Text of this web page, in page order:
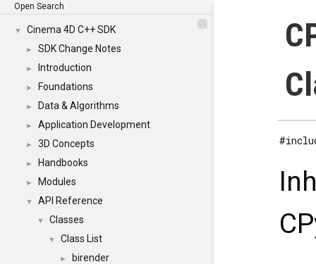
Open Search
▼ Cinema 4D C++ SDK
► SDK Change Notes
► Introduction
► Foundations
► Data & Algorithms
► Application Development
► 3D Concepts
► Handbooks
► Modules
▼ API Reference
▼ Classes
▼ Class List
► birender